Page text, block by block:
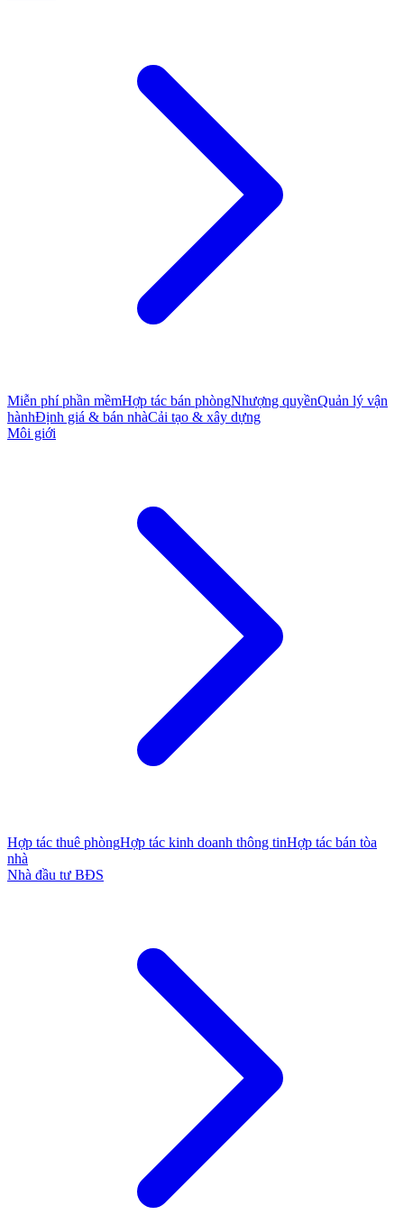
Miễn phí phần mềmHợp tác bán phòngNhượng quyềnQuản lý vận
hànhĐịnh giá & bán nhàCải tạo & xây dựng
Môi giới
Hợp tác thuê phòngHợp tác kinh doanh thông tinHợp tác bán tòa
nhà
Nhà đầu tư BĐS